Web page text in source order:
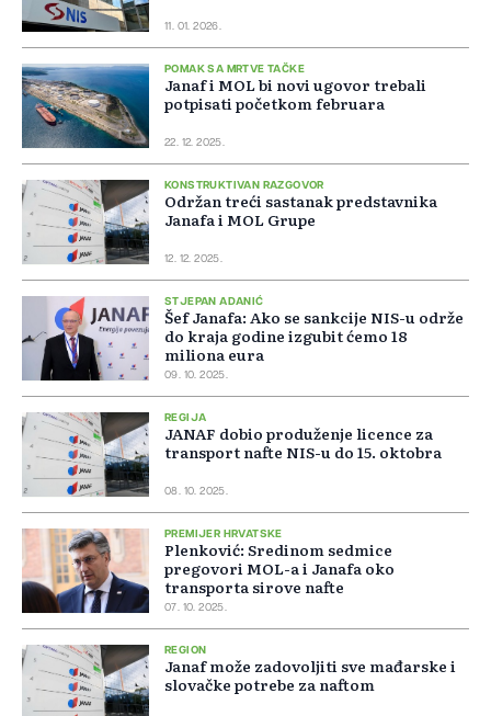
11. 01. 2026.
POMAK SA MRTVE TAČKE
Janaf i MOL bi novi ugovor trebali
potpisati početkom februara
22. 12. 2025.
KONSTRUKTIVAN RAZGOVOR
Održan treći sastanak predstavnika
Janafa i MOL Grupe
12. 12. 2025.
STJEPAN ADANIĆ
Šef Janafa: Ako se sankcije NIS-u održe
do kraja godine izgubit ćemo 18
miliona eura
09. 10. 2025.
REGIJA
JANAF dobio produženje licence za
transport nafte NIS-u do 15. oktobra
08. 10. 2025.
PREMIJER HRVATSKE
Plenković: Sredinom sedmice
pregovori MOL-a i Janafa oko
transporta sirove nafte
07. 10. 2025.
REGION
Janaf može zadovoljiti sve mađarske i
slovačke potrebe za naftom